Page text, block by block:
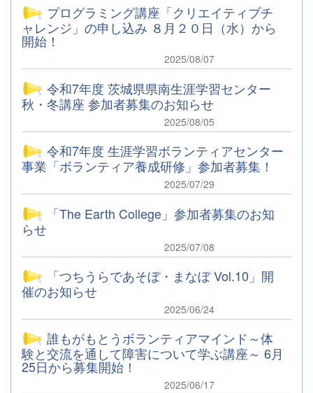
プログラミング講座「クリエイティブチ
ャレンジ」の申し込み ８月２０日（水）から
開始！
2025/08/07
令和7年度 茨城県県南生涯学習センター
秋・冬講座 参加者募集のお知らせ
2025/08/05
令和7年度 生涯学習ボランティアセンター
事業「ボランティア養成研修」参加者募集！
2025/07/29
「The Earth College」参加者募集のお知
らせ
2025/07/08
「つちうらであそぼ・まなぼ Vol.10」開
催のお知らせ
2025/06/24
誰もがもとうボランティアマインド～体
験と交流を通して障害について学ぶ講座～ 6月
25日から募集開始！
2025/06/17